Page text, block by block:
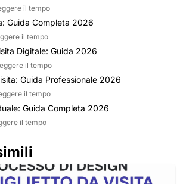
il tempo
Guida Completa 2026
il tempo
Digitale: Guida 2026
il tempo
Guida Professionale 2026
il tempo
Guida Completa 2026
il tempo